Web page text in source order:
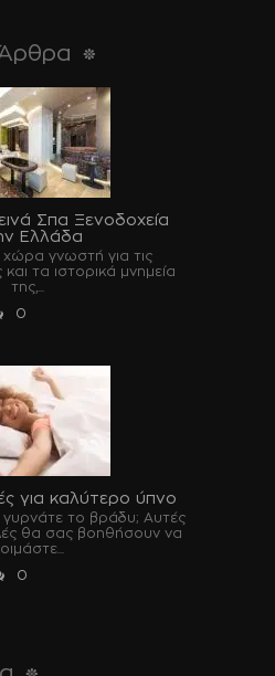
Σπα Ξενοδοχεία
Ελλάδα
χώρα γνωστή για τις
τα ιστορικά μνημεία
της,...
0
για καλύτερο ύπνο
το βράδυ; Αυτές
θα σας βοηθήσουν να
0